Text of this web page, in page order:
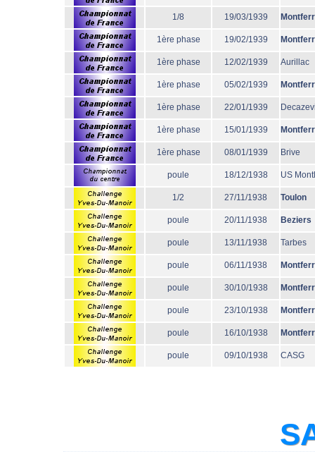
1/8 19/03/1939
1ère phase 19/02/1939
1ère phase 12/02/1939 Aurillac
1ère phase 05/02/1939
1ère phase 22/01/1939
1ère phase 15/01/1939
1ère phase 08/01/1939 Brive
poule 18/12/1938 US
1/2 27/11/1938 Toulon
poule 20/11/1938 Beziers
poule 13/11/1938 Tarbes
poule 06/11/1938
poule 30/10/1938
poule 23/10/1938
poule 16/10/1938
poule 09/10/1938 CASG